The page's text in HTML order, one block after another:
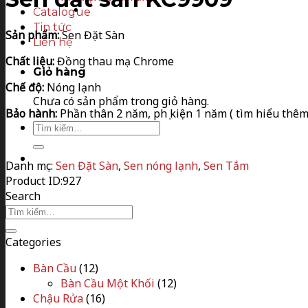
Catalogue
Tin tức
Liên hệ
Giỏ hàng
Chưa có sản phẩm trong giỏ hàng.
Tìm
kiếm:
Sản phẩm:Sen Đặt Sàn
Chất liệu:Đồng thau mạ Chrome
Chế độ: Nóng lạnh
Bảo hành: Phần thân 2 năm, phụ kiện 1 năm ( tìm hiểu thêm
Danh mục: Sen Đặt Sàn, Sen nóng lạnh, Sen Tắm
Product ID:927
Search
Tìm
kiếm:
Categories
Bàn Cầu(12)
Bàn Cầu Một Khối (12)
Chậu Rửa(16)